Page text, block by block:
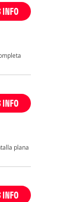
INFO
INFO
plana
INFO